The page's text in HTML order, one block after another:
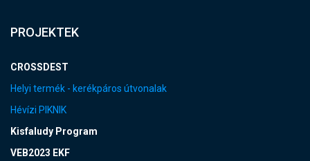
PROJEKTEK
CROSSDEST
Helyi termék - kerékpáros útvonalak
Hévízi PIKNIK
Kisfaludy Program
VEB2023 EKF